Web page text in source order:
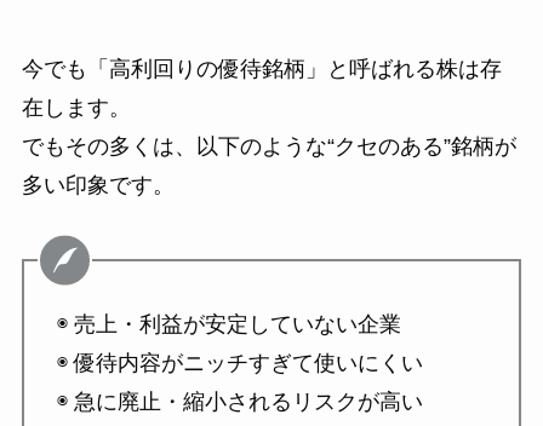
今でも「高利回りの優待銘柄」と呼ばれる株は存
在します。
でもその多くは、以下のような“クセのある”銘柄が
多い印象です。
◉ 売上・利益が安定していない企業
◉ 優待内容がニッチすぎて使いにくい
◉ 急に廃止・縮小されるリスクが高い